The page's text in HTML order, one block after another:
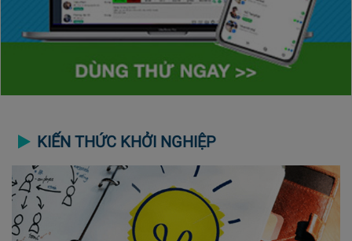
KIẾN THỨC KHỞI NGHIỆP